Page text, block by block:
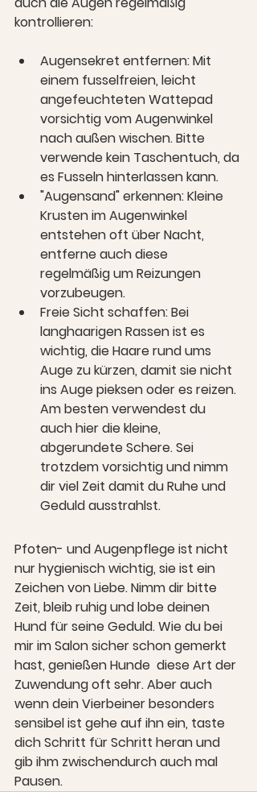
kontrollieren:
Augensekret entfernen: Mit
einem fusselfreien, leicht
angefeuchteten Wattepad
vorsichtig vom Augenwinkel
nach außen wischen. Bitte
verwende kein Taschentuch, da
es Fusseln hinterlassen kann.
"Augensand" erkennen: Kleine
Krusten im Augenwinkel
entstehen oft über Nacht,
entferne auch diese
regelmäßig um Reizungen
vorzubeugen.
Freie Sicht schaffen: Bei
langhaarigen Rassen ist es
wichtig, die Haare rund ums
Auge zu kürzen, damit sie nicht
ins Auge pieksen oder es reizen.
Am besten verwendest du
auch hier die kleine,
abgerundete Schere. Sei
trotzdem vorsichtig und nimm
dir viel Zeit damit du Ruhe und
Geduld ausstrahlst.
Pfoten- und Augenpflege ist nicht
nur hygienisch wichtig, sie ist ein
Zeichen von Liebe. Nimm dir bitte
Zeit, bleib ruhig und lobe deinen
Hund für seine Geduld. Wie du bei
mir im Salon sicher schon gemerkt
hast, genießen Hunde  diese Art der
Zuwendung oft sehr. Aber auch
wenn dein Vierbeiner besonders
sensibel ist gehe auf ihn ein, taste
dich Schritt für Schritt heran und
gib ihm zwischendurch auch mal
Pausen.